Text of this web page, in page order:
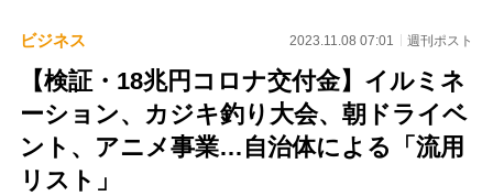
ビジネス 2023.11.08 07:01 週刊ポスト
【検証・18兆円コロナ交付金】イルミネ
ーション、カジキ釣り大会、朝ドライベ
ント、アニメ事業…自治体による「流用
リスト」